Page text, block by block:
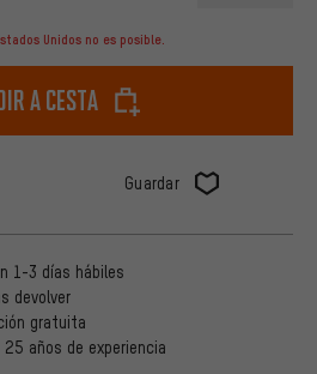
Unidos no es posible.
a cesta
Guardar
1-3 días hábiles
devolver
gratuita
25 años de experiencia